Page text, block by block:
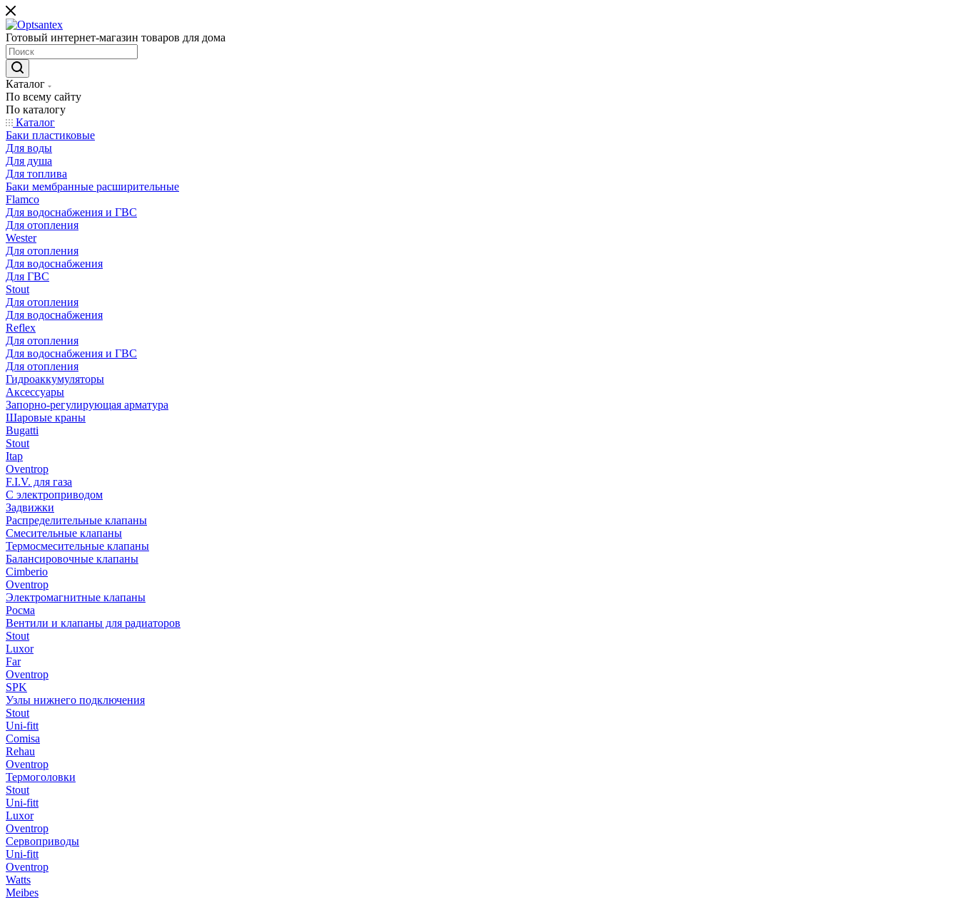
Готовый интернет-магазин товаров для дома
Каталог
По всему сайту
По каталогу
Каталог
Баки пластиковые
Для воды
Для душа
Для топлива
Баки мембранные расширительные
Flamco
Для водоснабжения и ГВС
Для отопления
Wester
Для отопления
Для водоснабжения
Для ГВС
Stout
Для отопления
Для водоснабжения
Reflex
Для отопления
Для водоснабжения и ГВС
Для отопления
Гидроаккумуляторы
Аксессуары
Запорно-регулирующая арматура
Шаровые краны
Bugatti
Stout
Itap
Oventrop
F.I.V. для газа
С электроприводом
Задвижки
Распределительные клапаны
Cмесительные клапаны
Термосмесительные клапаны
Балансировочные клапаны
Cimberio
Oventrop
Электромагнитные клапаны
Росма
Вентили и клапаны для радиаторов
Stout
Luxor
Far
Oventrop
SPK
Узлы нижнего подключения
Stout
Uni-fitt
Comisa
Rehau
Oventrop
Термоголовки
Stout
Uni-fitt
Luxor
Oventrop
Сервоприводы
Uni-fitt
Oventrop
Watts
Meibes